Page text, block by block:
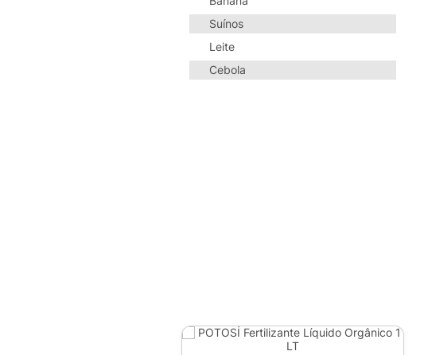
Suínos
Leite
Cebola